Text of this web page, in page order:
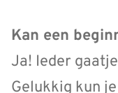
Kan een
Ja! Ieder
Gelukkig kun